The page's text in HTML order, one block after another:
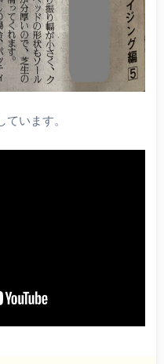
います。